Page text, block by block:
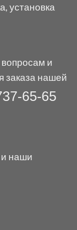
установка
и
заказа нашей
65-65
и наши